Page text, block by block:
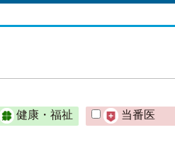
健康・福祉 当番医